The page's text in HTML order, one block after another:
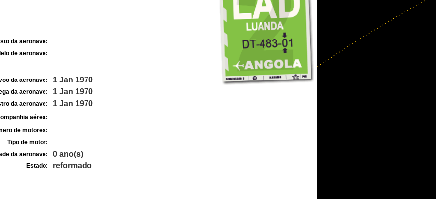
da aeronave:
de aeronave:
da aeronave: 1 Jan 1970
da aeronave: 1 Jan 1970
da aeronave: 1 Jan 1970
aérea:
de motores:
Tipo de motor:
da aeronave:
0 ano(s)
Estado: reformado